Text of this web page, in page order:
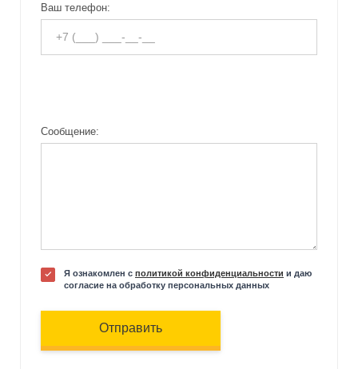
Ваш телефон:
Сообщение:
Я ознакомлен с политикой конфиденциальности и даю
согласие на обработку персональных данных
Отправить